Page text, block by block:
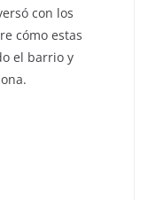
con los
cómo estas
el barrio y